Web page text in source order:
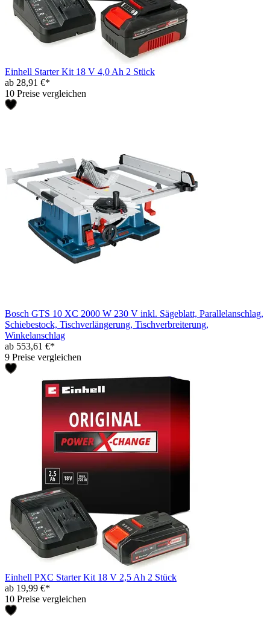
Einhell Starter Kit 18 V 4,0 Ah 2 Stück
ab 28,91 €*
10 Preise vergleichen
Bosch GTS 10 XC 2000 W 230 V inkl. Sägeblatt, Parallelanschlag,
Schiebestock, Tischverlängerung, Tischverbreiterung,
Winkelanschlag
ab 553,61 €*
9 Preise vergleichen
Einhell PXC Starter Kit 18 V 2,5 Ah 2 Stück
ab 19,99 €*
10 Preise vergleichen